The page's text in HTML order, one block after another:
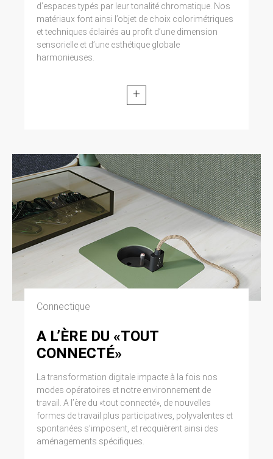
d’espaces typés par leur tonalité chromatique. Nos
matériaux font ainsi l’objet de choix colorimétriques
et techniques éclairés au profit d’une dimension
sensorielle et d’une esthétique globale
harmonieuses.
+
Connectique
A L’ÈRE DU «TOUT
CONNECTÉ»
La transformation digitale impacte à la fois nos
modes opératoires et notre environnement de
travail. A l’ère du «tout connecté», de nouvelles
formes de travail plus participatives, polyvalentes et
spontanées s’imposent, et recquièrent ainsi des
aménagements spécifiques.